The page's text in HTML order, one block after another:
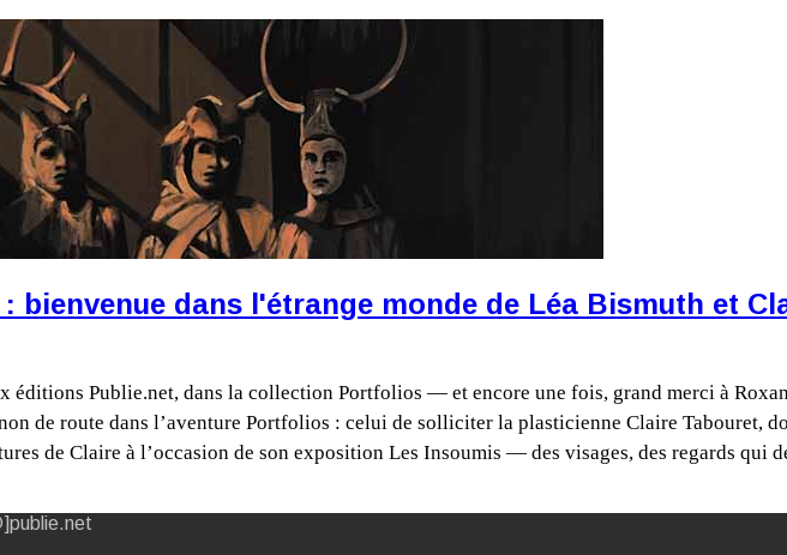
bienvenue dans l'étrange monde de Léa Bismuth et
éditions Publie.net, dans la collection Portfolios — et encore une fois, grand merci à
de route dans l’aventure Portfolios : celui de solliciter la plasticienne Claire Tabouret,
de Claire à l’occasion de son exposition Les Insoumis — des visages, des regards qui